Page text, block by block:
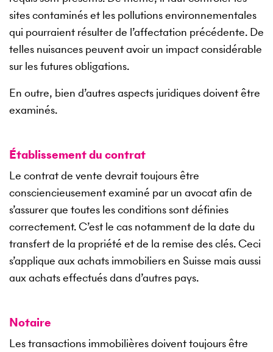
sites contaminés et les pollutions environnementales
qui pourraient résulter de l’affectation précédente. De
telles nuisances peuvent avoir un impact considérable
sur les futures obligations.
En outre, bien d’autres aspects juridiques doivent être
examinés.
Établissement du contrat
Le contrat de vente devrait toujours être
consciencieusement examiné par un avocat afin de
s’assurer que toutes les conditions sont définies
correctement. C’est le cas notamment de la date du
transfert de la propriété et de la remise des clés. Ceci
s’applique aux achats immobiliers en Suisse mais aussi
aux achats effectués dans d’autres pays.
Notaire
Les transactions immobilières doivent toujours être